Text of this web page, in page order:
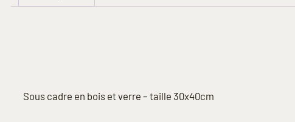
Sous cadre en bois et verre – taille 30x40cm